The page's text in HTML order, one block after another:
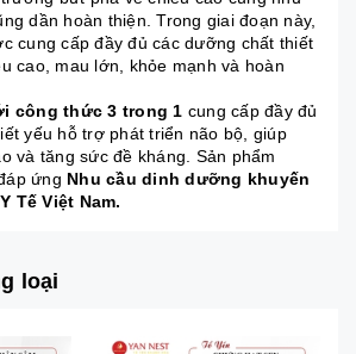
dần hoàn thiện. Trong giai đoạn này,
cung cấp đầy đủ các dưỡng chất thiết
cao, mau lớn, khỏe mạnh và hoàn
công thức 3 trong 1 cung cấp đầy đủ
yếu hỗ trợ phát triển não bộ, giúp
và tăng sức đề kháng. Sản phẩm
ứng Nhu cầu dinh dưỡng khuyến
Tế Việt Nam.
loại